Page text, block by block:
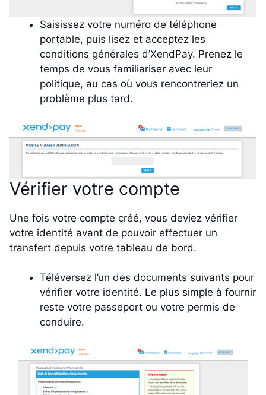
Saisissez votre numéro de téléphone
portable, puis lisez et acceptez les
conditions générales d’XendPay. Prenez le
temps de vous familiariser avec leur
politique, au cas où vous rencontreriez un
problème plus tard.
Vérifier votre compte
Une fois votre compte créé, vous deviez vérifier
votre identité avant de pouvoir effectuer un
transfert depuis votre tableau de bord.
Téléversez l’un des documents suivants pour
vérifier votre identité. Le plus simple à fournir
reste votre passeport ou votre permis de
conduire.